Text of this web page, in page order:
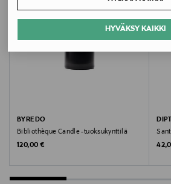
HYVÄKSY KAIKKI
Väri
Valmistajan tuotenumero
J1XR010000
BYREDO
Bibliothèque Candle -tuoksukynttilä
Original Price
120,00 €